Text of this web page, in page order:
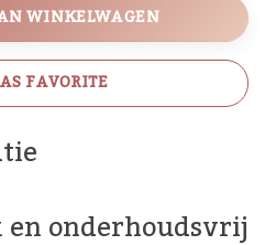
WINKELWAGEN
FAVORITE
onderhoudsvrij